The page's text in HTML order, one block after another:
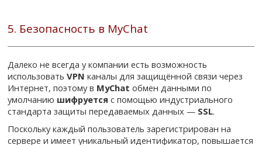
5. Безопасность в MyChat
Далеко не всегда у компании есть возможность
использоватьVPN каналы для защищённой связи через
Интернет, поэтому в MyChat обмен данными по
умолчанию шифруется с помощью индустриального
стандарта защиты передаваемых данных — SSL.
Поскольку каждый пользователь зарегистрирован на
сервере и имеет уникальный идентификатор, повышается